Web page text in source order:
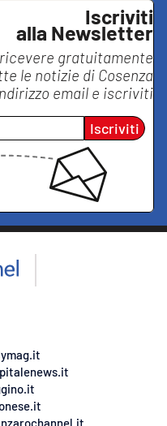
Iscriviti
alla Newsletter
gratuitamente
le notizie di Cosenza
email e iscriviti
Iscriviti